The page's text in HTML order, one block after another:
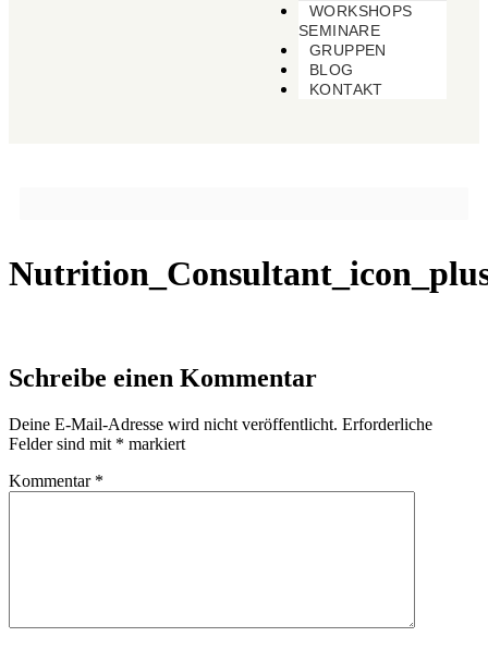
WORKSHOPS
SEMINARE
GRUPPEN
BLOG
KONTAKT
Schreibe einen Kommentar
Deine E-Mail-Adresse wird nicht veröffentlicht. Erforderliche
Felder sind mit * markiert
Kommentar *